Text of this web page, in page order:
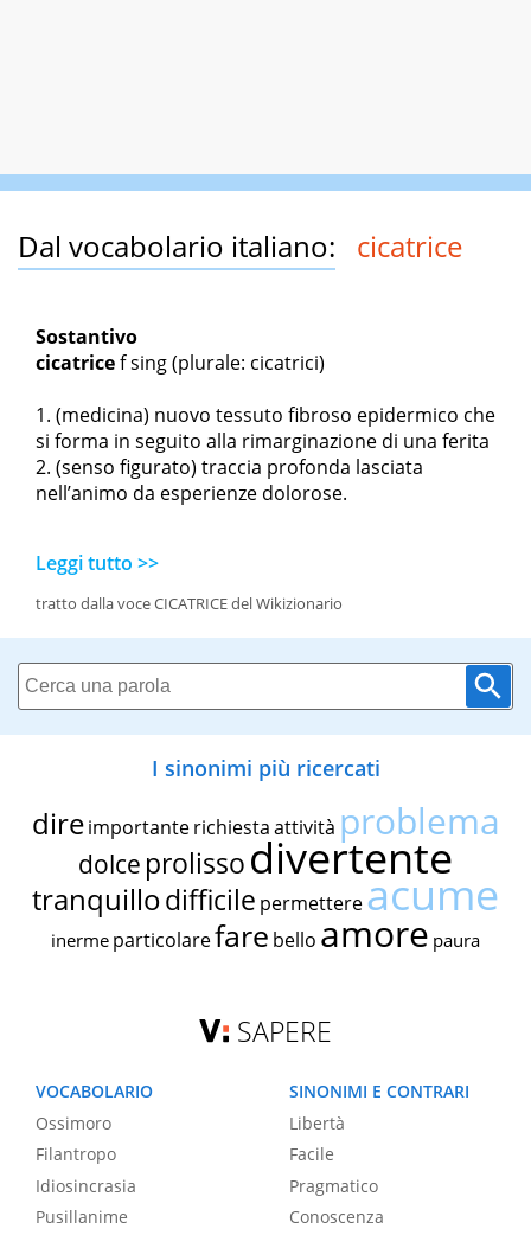
Dal vocabolario italiano: cicatrice
Sostantivo
cicatricef sing(plurale: cicatrici)
(medicina) nuovo tessuto fibroso epidermico che
si forma in seguito alla rimarginazione di una ferita
(senso figurato) traccia profonda lasciata
nell’animo da esperienze dolorose.
Leggi tutto >>
tratto dalla voce CICATRICE del Wikizionario
I sinonimi più ricercati
dire importante richiestaattività problema
dolce prolissodivertente
tranquillodifficile permettereacume
inerme particolarefare bello amore paura
SAPERE
VOCABOLARIO
Ossimoro
Filantropo
Idiosincrasia
Pusillanime
SINONIMI E CONTRARI
Libertà
Facile
Pragmatico
Conoscenza